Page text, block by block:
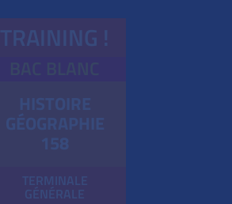
TRAINING !
HISTOIRE
GÉOGRAPHIE
158
TERMINALE
GÉNÉRALE